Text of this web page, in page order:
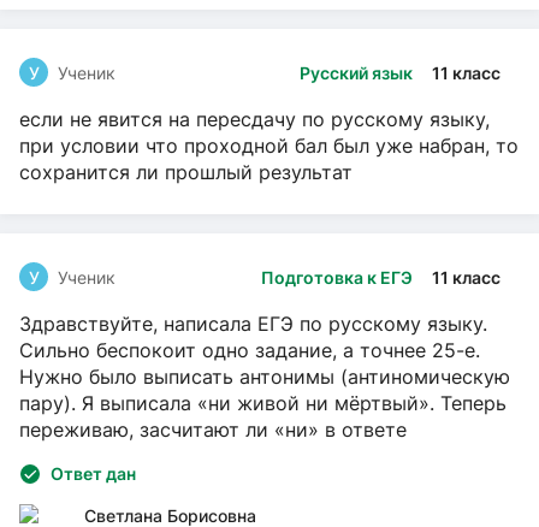
Русский язык 11 класс
У Ученик
если не явится на пересдачу по русскому языку,
при условии что проходной бал был уже набран, то
сохранится ли прошлый результат
Подготовка к ЕГЭ 11 класс
У Ученик
Здравствуйте, написала ЕГЭ по русскому языку.
Сильно беспокоит одно задание, а точнее 25-е.
Нужно было выписать антонимы (антиномическую
пару). Я выписала «ни живой ни мёртвый». Теперь
переживаю, засчитают ли «ни» в ответе
Ответ дан
Светлана Борисовна